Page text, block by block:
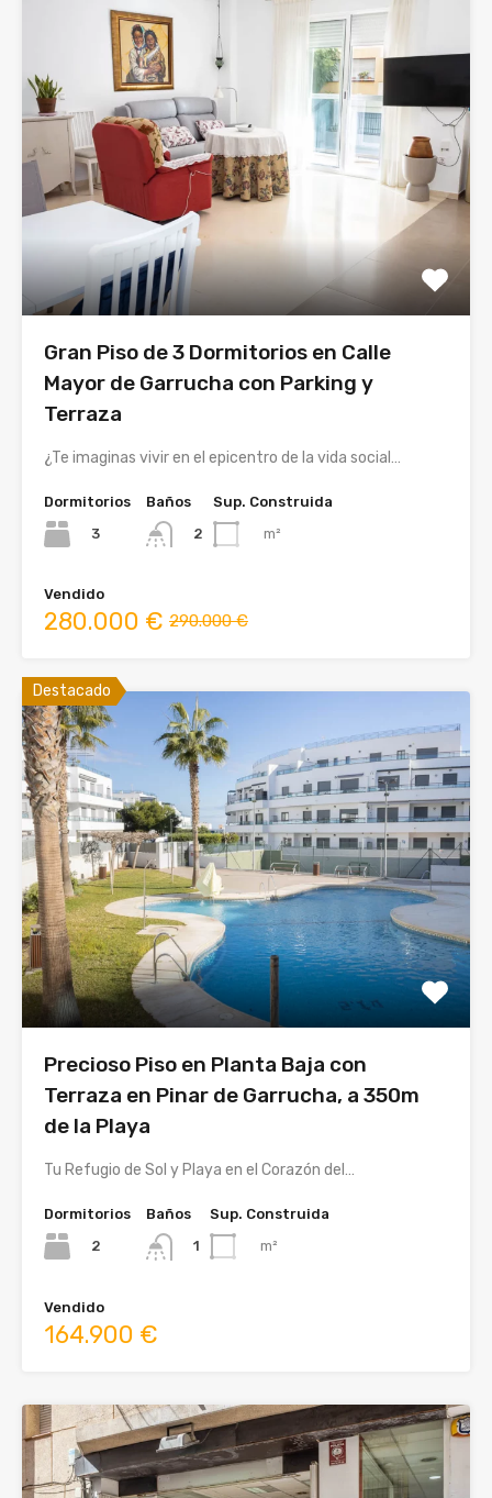
Gran Piso de 3 Dormitorios en Calle
Mayor de Garrucha con Parking y
Terraza
¿Te imaginas vivir en el epicentro de la vida social…
Dormitorios
3
Baños
2
Sup. Construida
m²
Vendido
280.000 € 290.000 €
Destacado
Precioso Piso en Planta Baja con
Terraza en Pinar de Garrucha, a 350m
de la Playa
Tu Refugio de Sol y Playa en el Corazón del…
Dormitorios
2
Baños
1
Sup. Construida
m²
Vendido
164.900 €